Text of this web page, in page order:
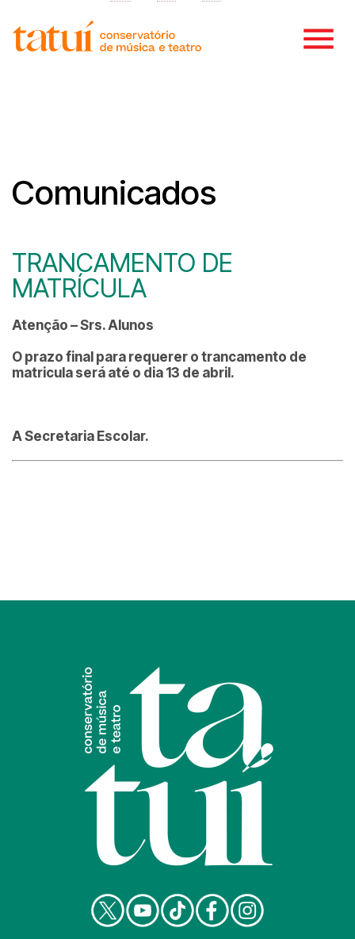
Comunicados
TRANCAMENTO DE
MATRÍCULA
Atenção – Srs. Alunos
O prazo final para requerer o trancamento de
matricula será até o dia 13 de abril.
A Secretaria Escolar.